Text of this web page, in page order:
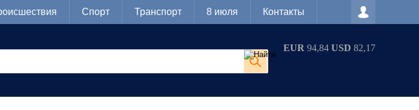
Спорт Транспорт 8 июля Контакты
EUR 94,84 USD 82,17